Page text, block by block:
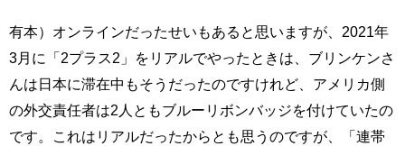
有本）オンラインだったせいもあると思いますが、2021年
3月に「2プラス2」をリアルでやったときは、ブリンケンさ
んは日本に滞在中もそうだったのですけれど、アメリカ側
の外交責任者は2人ともブルーリボンバッジを付けていたの
です。これはリアルだったからとも思うのですが、「連帯